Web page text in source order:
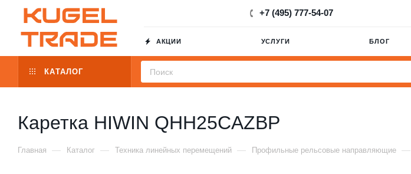
+7 (495) 777-54-07
АКЦИИ УСЛУГИ БЛОГ
КАТАЛОГ
Каретка HIWIN QHH25CAZBP
Главная — Каталог — Техника линейных перемещений — Профильные рельсовые направляющие —